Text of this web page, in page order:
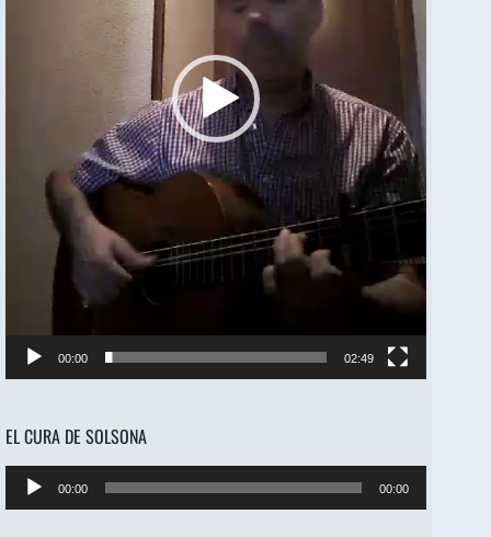
00:00 02:49
EL CURA DE SOLSONA
Reproductor
de
00:00 00:00